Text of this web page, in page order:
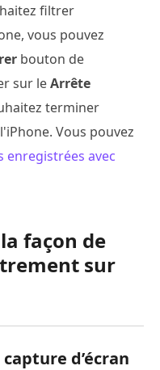
filtrer
vous pouvez
bouton de
sur leArrête
terminer
Vous pouvez
enregistrées avec
façon de
sur
d’écran